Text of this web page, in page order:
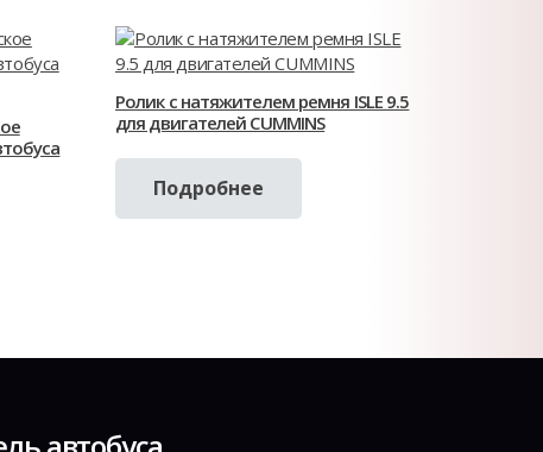
Ролик с натяжителем ремня ISLE 9.5
для двигателей CUMMINS
Подробнее